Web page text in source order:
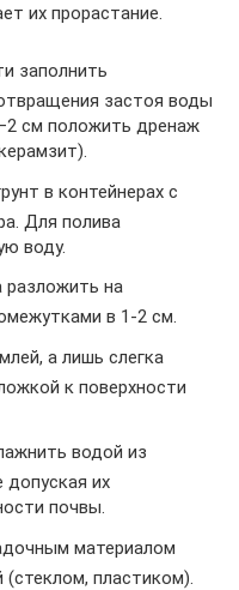
их прорастание.
заполнить
застоя воды
см положить дренаж
в контейнерах с
Для полива
воду.
разложить на
в 1-2 см.
а лишь слегка
к поверхности
водой из
допуская их
почвы.
материалом
(стеклом, пластиком).